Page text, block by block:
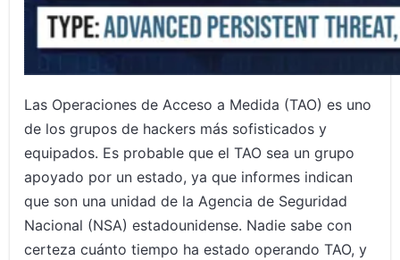
Las Operaciones de Acceso a Medida (TAO) es uno
de los grupos de hackers más sofisticados y
equipados. Es probable que el TAO sea un grupo
apoyado por un estado, ya que informes indican
que son una unidad de la Agencia de Seguridad
Nacional (NSA) estadounidense. Nadie sabe con
certeza cuánto tiempo ha estado operando TAO, y